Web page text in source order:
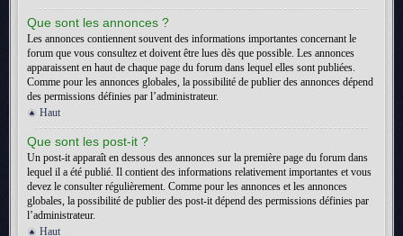
Que sont les annonces ?
Les annonces contiennent souvent des informations importantes concernant le
forum que vous consultez et doivent être lues dès que possible. Les annonces
apparaissent en haut de chaque page du forum dans lequel elles sont publiées.
Comme pour les annonces globales, la possibilité de publier des annonces dépend
des permissions définies par l’administrateur.
Haut
Que sont les post-it ?
Un post-it apparaît en dessous des annonces sur la première page du forum dans
lequel il a été publié. Il contient des informations relativement importantes et vous
devez le consulter régulièrement. Comme pour les annonces et les annonces
globales, la possibilité de publier des post-it dépend des permissions définies par
l’administrateur.
Haut